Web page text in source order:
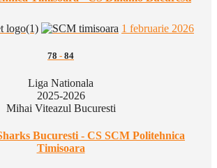
1 februarie 2026
78 - 84
Liga Nationala
2025-2026
Mihai Viteazul Bucuresti
Bucuresti - CS SCM Politehnica
Timisoara